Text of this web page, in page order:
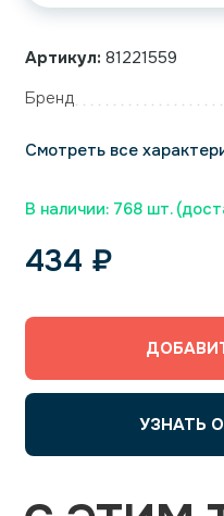
Артикул: 81221559
Бренд
Смотреть все
В наличии: 768 шт.
434 ₽
УЗНАТЬ